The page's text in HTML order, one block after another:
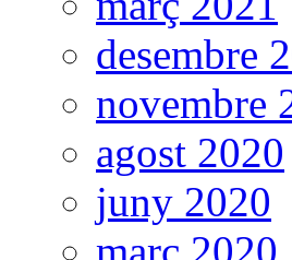
desembre
novembre
agost 2020
juny 2020